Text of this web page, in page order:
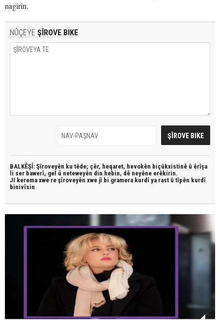
nagirin.
NÛÇEYE ŞÎROVE BIKE
BALKÊŞÎ: Şîroveyên ku têde; çêr, heqaret, hevokên biçûkxistinê û êrîşa
li ser bawerî, gel û neteweyên din hebin, dê neyêne erêkirin.
JI kerema xwe re şîroveyên xwe jî bi gramera kurdî ya rast û tîpên kurdî
binivîsin